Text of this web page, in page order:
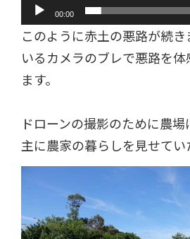
00:00
このように赤土の悪路が続き
いるカメラのブレで悪路を
ます。
ドローンの撮影のために農
主に農家の暮らしを見せてい